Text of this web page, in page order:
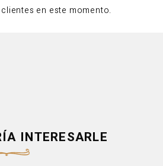
en este momento.
INTERESARLE